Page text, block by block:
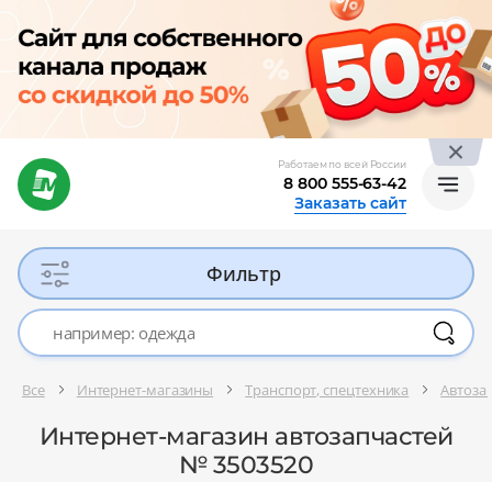
Работаем по всей России
8 800 555-63-42
Заказать сайт
Фильтр
Все Интернет-магазины Транспорт, спецтехника
Интернет-магазин автозапчастей
№ 3503520